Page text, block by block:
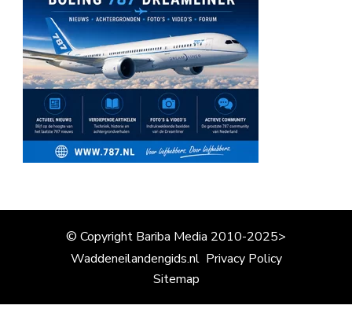
© Copyright Bariba Media 2010-2025>
Waddeneilandengids.nl Privacy Policy
Sitemap